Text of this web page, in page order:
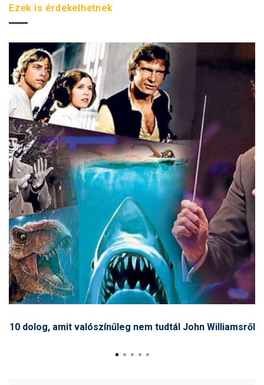
Ezek is érdekelhetnek
10 dolog, amit valószínűleg nem tudtál John Williamsről